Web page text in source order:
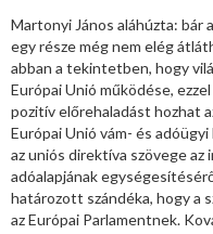
Martonyi János aláhúzta: bár
egy része még nem elég
abban a tekintetben, hogy
Európai Unió működése,
pozitív előrehaladást hozhat
Európai Unió vám- és
az uniós direktíva szövege
adóalapjának
határozott szándéka, hogy a
az Európai Parlamentnek.